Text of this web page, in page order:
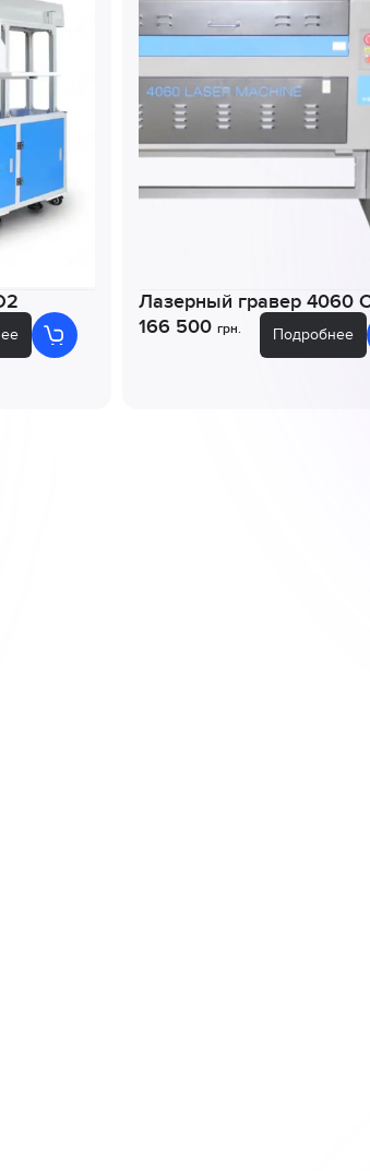
Лазерный гравер 4060
166 500 грн. Подробнее